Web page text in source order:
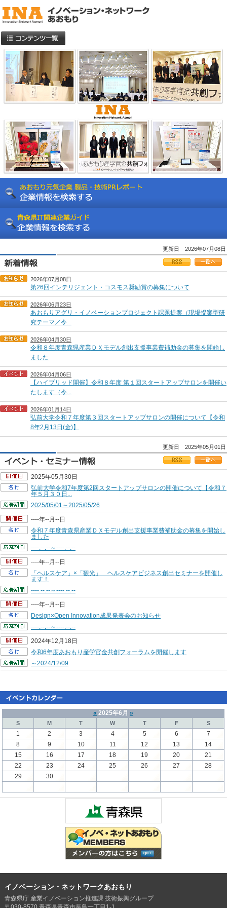
更新日 2026年07月08日
2026年07月08日
第26回インテリジェント・コスモス奨励賞の募集について
2026年06月23日
あおもりアグリ・イノベーションプロジェクト課題提案（現場提案型研
究テーマ／令...
2026年04月30日
令和８年度青森県産業ＤＸモデル創出支援事業費補助金の募集を開始し
ました
2026年04月06日
【ハイブリッド開催】令和８年度 第１回スタートアップサロンを開催い
たします（令...
2026年01月14日
弘前大学令和７年度第３回スタートアップサロンの開催について【令和
8年2月13日(金)】
更新日 2025年05月01日
2025年05月30日
弘前大学令和7年度第2回スタートアップサロンの開催について【令和７
年５月３０日...
2025/05/01～2025/05/26
----年--月--日
令和７年度青森県産業ＤＸモデル創出支援事業費補助金の募集を開始し
ました
----.--.--～----.--.--
----年--月--日
「ヘルスケア」×「観光」 ヘルスケアビジネス創出セミナーを開催し
ます！
----.--.--～----.--.--
----年--月--日
Design×Open Innovation成果発表会のお知らせ
----.--.--～----.--.--
2024年12月18日
令和6年度あおもり産学官金共創フォーラムを開催します
～2024/12/09
« 2025年6月 »
S M T W T F S
1 2 3 4 5 6
7
8
9 10 11 12 13
14
15
16 17 18 19 20
21
22
23 24 25 26 27
28
29
30
イノベーション・ネットワークあおもり
青森県庁 産業イノベーション推進課 技術振興グループ